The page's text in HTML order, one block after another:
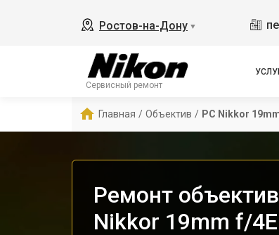
Ростов-на-Дону ▼
Сервисный ремонт
Главная / Объектив / PC Nikkor
Ремонт
Nikkor 19mm f/